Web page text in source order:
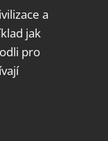
a
jak
pro